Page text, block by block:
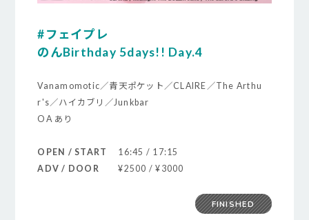
#フェイプレ
のんBirthday 5days!! Day.4
Vanamomotic／青天ポケット／CLAIRE／The Arthu
r's／ハイカブリ／Junkbar
OA あり
OPEN / START
16:45 / 17:15
ADV / DOOR
¥2500 / ¥3000
FINISHED